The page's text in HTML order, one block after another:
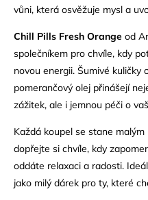
vůni, která osvěžuje mysl a
Chill Pills Fresh Orange od
společníkem pro chvíle, kdy
novou energii. Šumivé kuličky
pomerančový olej přinášejí
zážitek, ale i jemnou péči o
Každá koupel se stane
dopřejte si chvíle, kdy
oddáte relaxaci a radosti.
jako milý dárek pro ty, které